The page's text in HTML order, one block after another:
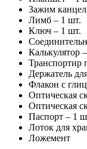
Зажим
Лимб – 1 шт.
Ключ – 1 шт.
Калькулятор
Транспортир
Держатель
Флакон с
Оптическая
Оптическая
Паспорт – 1
Лоток для
Ложемент